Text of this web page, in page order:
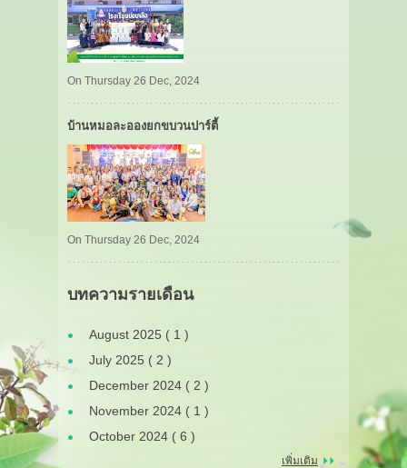
On Thursday 26 Dec, 2024
บ้านหมอละอองยกขบวนปาร์ตี้
On Thursday 26 Dec, 2024
บทความรายเดือน
August 2025 ( 1 )
July 2025 ( 2 )
December 2024 ( 2 )
November 2024 ( 1 )
October 2024 ( 6 )
เพิ่มเติม